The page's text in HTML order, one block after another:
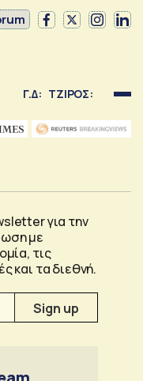
Γ.Δ: ΤΖΙΡΟΣ:
για την
με
τις
και τα διεθνή.